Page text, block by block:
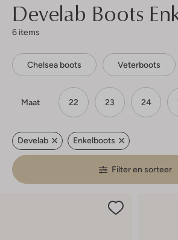
Develab Boots
6 items
Chelsea boots Veterboots
Maat 22 23 24
Develab Enkelboots
Filter en sorteer